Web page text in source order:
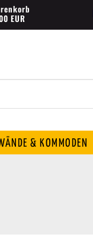
EUR
& KOMMODEN